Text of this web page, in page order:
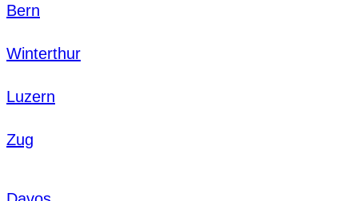
Bern
Winterthur
Luzern
Zug